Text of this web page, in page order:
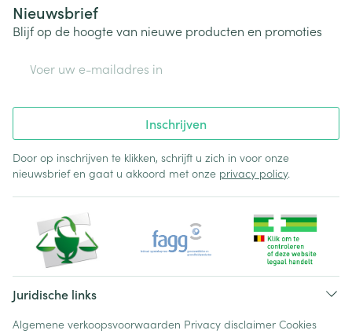
Nieuwsbrief
Blijf op de hoogte van nieuwe producten en promoties
Inschrijven
Door op inschrijven te klikken, schrijft u zich in voor onze
nieuwsbrief en gaat u akkoord met onze privacy policy.
Juridische links
Algemene verkoopsvoorwaarden Privacy disclaimer Cookies